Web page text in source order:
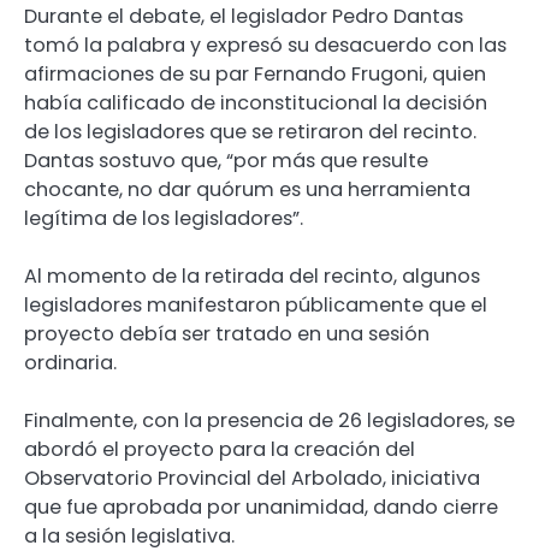
Durante el debate, el legislador Pedro Dantas
tomó la palabra y expresó su desacuerdo con las
afirmaciones de su par Fernando Frugoni, quien
había calificado de inconstitucional la decisión
de los legisladores que se retiraron del recinto.
Dantas sostuvo que, “por más que resulte
chocante, no dar quórum es una herramienta
legítima de los legisladores”.
Al momento de la retirada del recinto, algunos
legisladores manifestaron públicamente que el
proyecto debía ser tratado en una sesión
ordinaria.
Finalmente, con la presencia de 26 legisladores, se
abordó el proyecto para la creación del
Observatorio Provincial del Arbolado, iniciativa
que fue aprobada por unanimidad, dando cierre
a la sesión legislativa.